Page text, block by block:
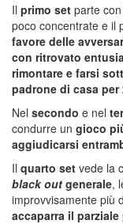
Il primo set parte
poco concentrate e il
favore delle
con ritrovato
rimontare e farsi
padrone di casa per
Nel secondo e nel
condurre un gioco
aggiudicarsi
Il quarto set vede la
black out generale,
improvvisamente più
accaparra il parziale